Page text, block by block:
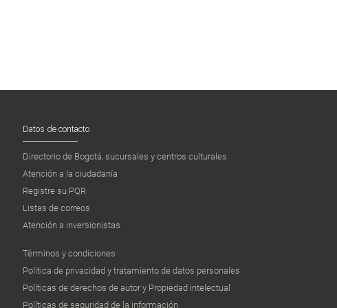
Datos de contacto
Directorio de Bogotá, sucursales y centros culturales
Atención a la ciudadanía
Registre su PQR
Listas de correos
Atención a inversionistas
Términos y condiciones
Política de privacidad y tratamiento de datos personales
Políticas de derechos de autor y Propiedad intelectual
Políticas de seguridad de la información